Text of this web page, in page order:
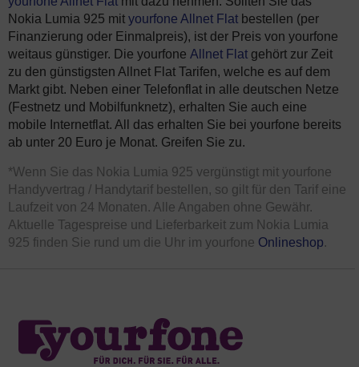
Nokia Lumia 925 mit yourfone Allnet Flat bestellen (per
Finanzierung oder Einmalpreis), ist der Preis von yourfone
weitaus günstiger. Die yourfone Allnet Flat gehört zur Zeit
zu den günstigsten Allnet Flat Tarifen, welche es auf dem
Markt gibt. Neben einer Telefonflat in alle deutschen Netze
(Festnetz und Mobilfunknetz), erhalten Sie auch eine
mobile Internetflat. All das erhalten Sie bei yourfone bereits
ab unter 20 Euro je Monat. Greifen Sie zu.
*Wenn Sie das Nokia Lumia 925 vergünstigt mit yourfone
Handyvertrag / Handytarif bestellen, so gilt für den Tarif eine
Laufzeit von 24 Monaten. Alle Angaben ohne Gewähr.
Aktuelle Tagespreise und Lieferbarkeit zum Nokia Lumia
925 finden Sie rund um die Uhr im yourfone Onlineshop.